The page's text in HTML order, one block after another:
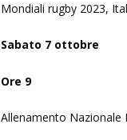
Mondiali rugby 2023,
Sabato 7 ottobre
Ore 9
Allenamento Nazionale